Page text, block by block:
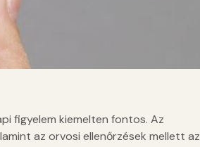
figyelem kiemelten fontos. Az
az orvosi ellenőrzések mellett az